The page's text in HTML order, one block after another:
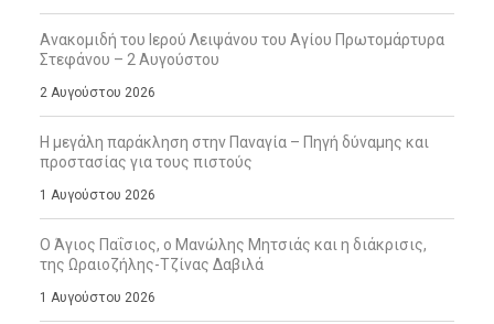
Ανακομιδή του Ιερού Λειψάνου του Αγίου Πρωτομάρτυρα
Στεφάνου – 2 Αυγούστου
2 Αυγούστου 2026
Η μεγάλη παράκληση στην Παναγία – Πηγή δύναμης και
προστασίας για τους πιστούς
1 Αυγούστου 2026
Ο Άγιος Παΐσιος, ο Μανώλης Μητσιάς και η διάκρισις,
της Ωραιοζήλης-Τζίνας Δαβιλά
1 Αυγούστου 2026